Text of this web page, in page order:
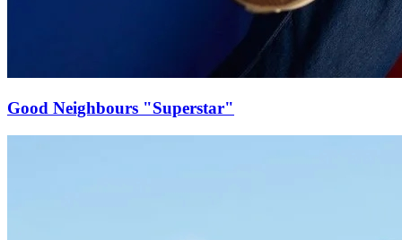
Good Neighbours "Superstar"